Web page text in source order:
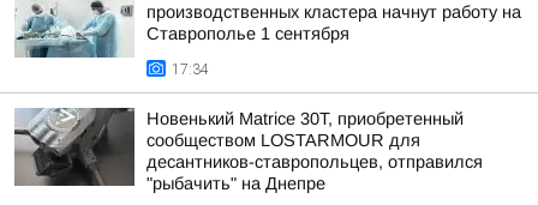
производственных кластера начнут работу на
Ставрополье 1 сентября
17:34
Новенький Matrice 30T, приобретенный
сообществом LOSTARMOUR для
десантников-ставропольцев, отправился
"рыбачить" на Днепре